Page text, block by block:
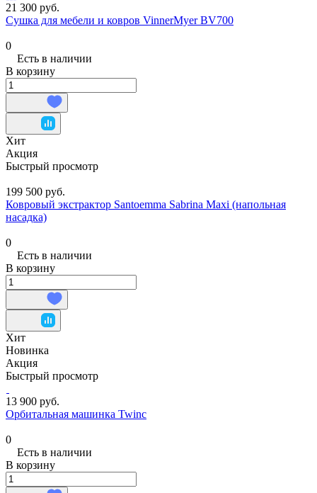
21 300 руб.
Сушка для мебели и ковров VinnerMyer BV700
0
Есть в наличии
В корзину
Хит
Акция
Быстрый просмотр
199 500 руб.
Ковровый экстрактор Santoemma Sabrina Maxi (напольная
насадка)
0
Есть в наличии
В корзину
Хит
Новинка
Акция
Быстрый просмотр
13 900 руб.
Орбитальная машинка Twinc
0
Есть в наличии
В корзину